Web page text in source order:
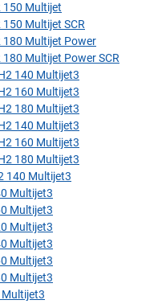
150 Multijet
Multijet SCR
180 Multijet Power
Multijet Power SCR
140 Multijet3
160 Multijet3
180 Multijet3
140 Multijet3
160 Multijet3
180 Multijet3
140 Multijet3
Multijet3
Multijet3
Multijet3
Multijet3
Multijet3
Multijet3